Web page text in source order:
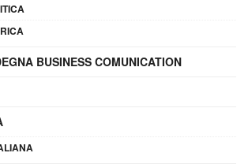
BUSINESS COMUNICATION